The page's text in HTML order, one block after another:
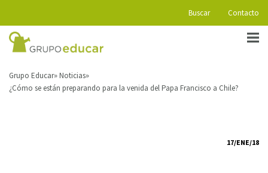
Buscar Contacto
Grupo Educar Noticias
¿Cómo se están preparando para la venida del Papa Francisco a Chile?
17/ENE/18